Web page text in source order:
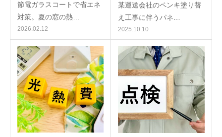
節電ガラスコートで省エネ
対策。夏の窓の熱…
2026.02.12
某運送会社のペンキ塗り替
え工事に伴うパネ…
2025.10.10